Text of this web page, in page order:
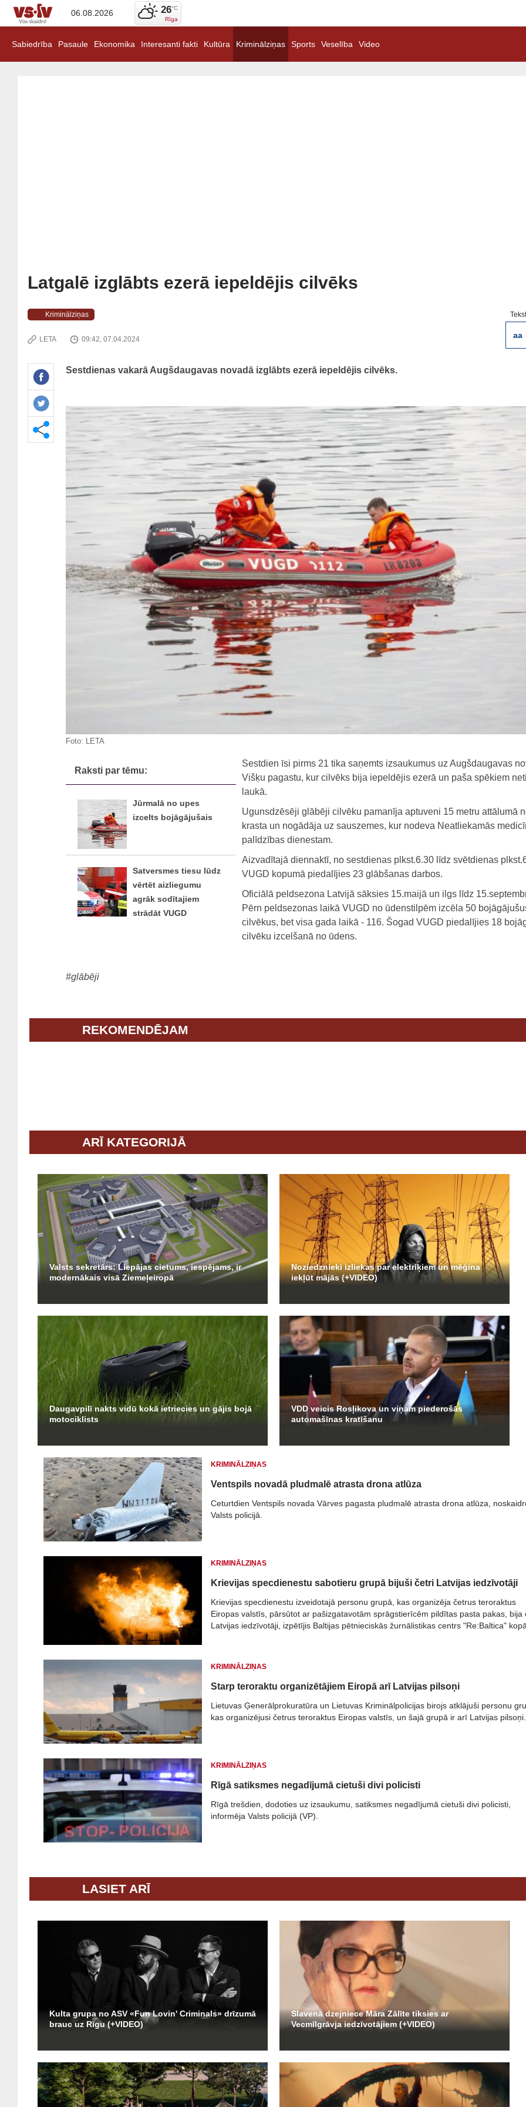
06.08.2026 26°C
Rīga
Sabiedrība Pasaule Ekonomika Interesanti fakti Kultūra Kriminālziņas Sports Veselība Video
Latgalē izglābts ezerā iepeldējis cilvēks
aa
Kriminālziņas
LETA 09:42, 07.04.2024
Sestdienas vakarā Augšdaugavas novadā izglābts ezerā iepeldējis cilvēks.
Foto: LETA
Raksti par tēmu:
Jūrmalā no upes
izcelts bojāgājušais
Satversmes tiesu lūdz
vērtēt aizliegumu
agrāk sodītajiem
strādāt VUGD
Sestdien īsi pirms 21 tika saņemts izsaukumus uz Augšdaugavas
Višķu pagastu, kur cilvēks bija iepeldējis ezerā un paša spēkiem
laukā.
Ugunsdzēsēji glābēji cilvēku pamanīja aptuveni 15 metru attālumā
krasta un nogādāja uz sauszemes, kur nodeva Neatliekamās
palīdzības dienestam.
Aizvadītajā diennaktī, no sestdienas plkst.6.30 līdz svētdienas
VUGD kopumā piedalījies 23 glābšanas darbos.
Oficiālā peldsezona Latvijā sāksies 15.maijā un ilgs līdz
Pērn peldsezonas laikā VUGD no ūdenstilpēm izcēla 50
cilvēkus, bet visa gada laikā - 116. Šogad VUGD piedalījies 18
cilvēku izcelšanā no ūdens.
#glābēji
REKOMENDĒJAM
ARĪ KATEGORIJĀ
Valsts sekretārs: Liepājas cietums, iespējams, ir
modernākais visā Ziemeļeiropā
Noziedznieki izliekas par elektriķiem un mēģina
iekļūt mājās (+VIDEO)
Daugavpilī nakts vidū kokā ietriecies un gājis bojā
motociklists
VDD veicis Rosļikova un viņam piederošās
automašīnas kratīšanu
KRIMINĀLZIŅAS
Ventspils novadā pludmalē atrasta drona atlūza
Ceturtdien Ventspils novada Vārves pagasta pludmalē atrasta drona atlūza,
Valsts policijā.
KRIMINĀLZIŅAS
Krievijas specdienestu sabotieru grupā bijuši četri Latvijas iedzīvotāji
Krievijas specdienestu izveidotajā personu grupā, kas organizēja četrus teroraktus
Eiropas valstīs, pārsūtot ar pašizgatavotām sprāgstierīcēm pildītas pasta pakas, bija
Latvijas iedzīvotāji, izpētījis Baltijas pētnieciskās žurnālistikas centrs "Re:Baltica"
KRIMINĀLZIŅAS
Starp teroraktu organizētājiem Eiropā arī Latvijas pilsoņi
Lietuvas Ģenerālprokuratūra un Lietuvas Kriminālpolicijas birojs atklājuši personu
kas organizējusi četrus teroraktus Eiropas valstīs, un šajā grupā ir arī Latvijas pilsoņi.
KRIMINĀLZIŅAS
Rīgā satiksmes negadījumā cietuši divi policisti
Rīgā trešdien, dodoties uz izsaukumu, satiksmes negadījumā cietuši divi policisti,
informēja Valsts policijā (VP).
LASIET ARĪ
Kulta grupa no ASV «Fun Lovin' Criminals» drīzumā
brauc uz Rīgu (+VIDEO)
Slavenā dzejniece Māra Zālīte tiksies ar
Vecmīlgrāvja iedzīvotājiem (+VIDEO)